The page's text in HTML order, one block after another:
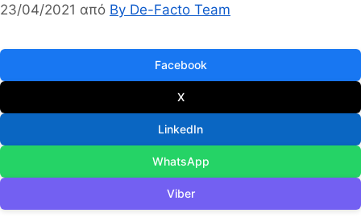
23/04/2021 από By De-Facto Team
Facebook
X
LinkedIn
WhatsApp
Viber